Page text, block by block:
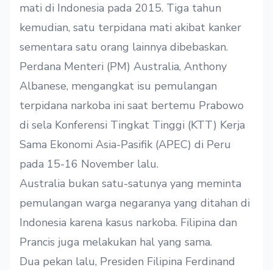
mati di Indonesia pada 2015. Tiga tahun
kemudian, satu terpidana mati akibat kanker
sementara satu orang lainnya dibebaskan.
Perdana Menteri (PM) Australia, Anthony
Albanese, mengangkat isu pemulangan
terpidana narkoba ini saat bertemu Prabowo
di sela Konferensi Tingkat Tinggi (KTT) Kerja
Sama Ekonomi Asia-Pasifik (APEC) di Peru
pada 15-16 November lalu.
Australia bukan satu-satunya yang meminta
pemulangan warga negaranya yang ditahan di
Indonesia karena kasus narkoba. Filipina dan
Prancis juga melakukan hal yang sama.
Dua pekan lalu, Presiden Filipina Ferdinand